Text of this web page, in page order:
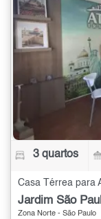
3 quartos
Jardim São
Zona Norte - São Paulo